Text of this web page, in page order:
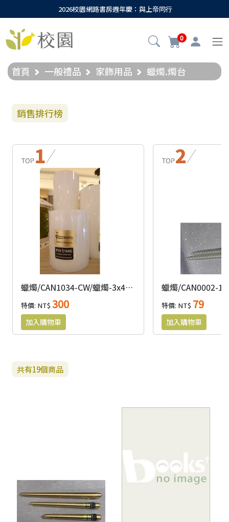
2026校園網路書房週年慶：與上帝同行
0
首頁 一般禮品 家飾用品 蠟燭.燭台
銷售排行榜
蠟燭/CAN1034-CW/蠟燭-3x4圓柱蠟燭(白)
特價: NT$300 特價: NT$ 79
共有19個商品